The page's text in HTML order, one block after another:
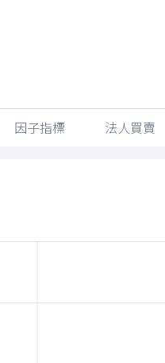
因子指標 法人買賣